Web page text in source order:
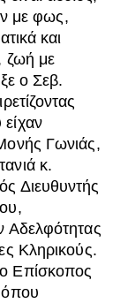
με φως,
και
ζωή με
ο Σεβ.
Γωνιάς,
κ.
Διευθυντής
Αδελφότητας
Κληρικούς.
Επίσκοπος
όπου